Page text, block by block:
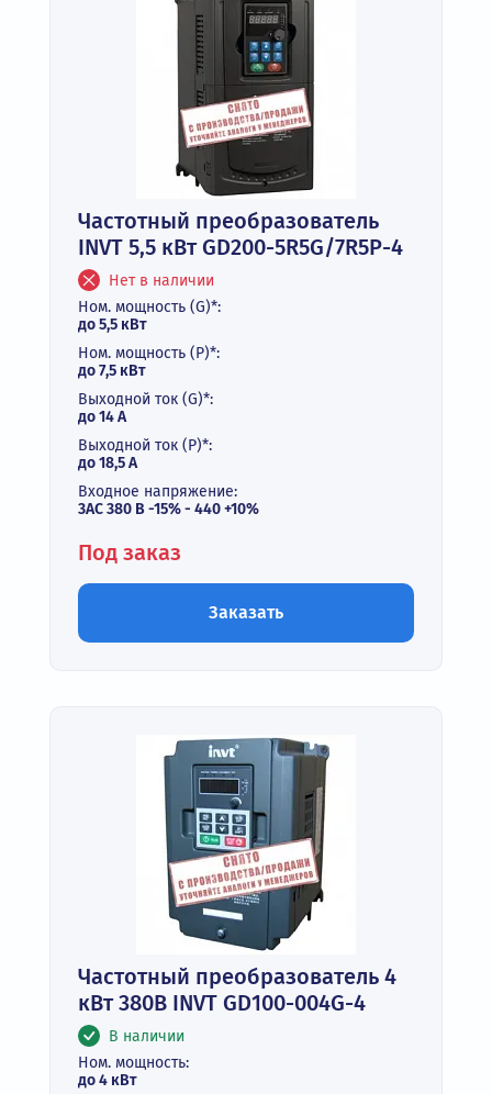
Частотный преобразователь
INVT 5,5 кВт GD200-5R5G/7R5P-4
Нет в наличии
Ном. мощность (G)*:
до 5,5 кВт
Ном. мощность (P)*:
до 7,5 кВт
Выходной ток (G)*:
до 14 А
Выходной ток (P)*:
до 18,5 А
Входное напряжение:
3АС 380 В -15% - 440 +10%
Под заказ
Заказать
Частотный преобразователь 4
кВт 380В INVT GD100-004G-4
В наличии
Ном. мощность:
до 4 кВт